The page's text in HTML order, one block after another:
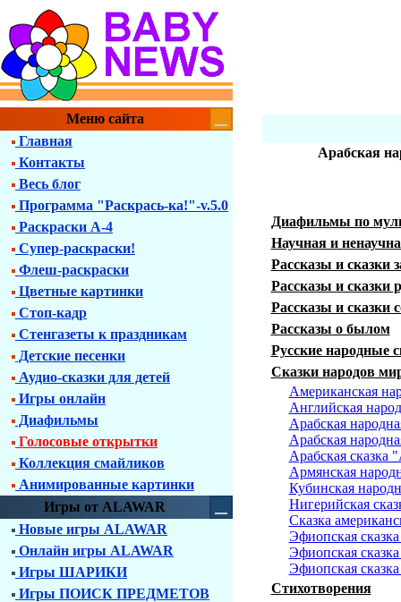
Меню сайта
Главная
Контакты
Весь блог
Программа "Раскрась-ка!"-v.5.0
Раскраски А-4
Супер-раскраски!
Флеш-раскраски
Цветные картинки
Стоп-кадр
Стенгазеты к праздникам
Детские песенки
Аудио-сказки для детей
Игры онлайн
Диафильмы
Голосовые открытки
Коллекция смайликов
Анимированные картинки
Игры от ALAWAR
Новые игры ALAWAR
Онлайн игры ALAWAR
Игры ШАРИКИ
Игры ПОИСК ПРЕДМЕТОВ
Арабская
Диафильмы по
Научная и
Рассказы и сказки
Рассказы и сказки
Рассказы и сказки
Рассказы о былом
Русские народные
Сказки народов
Американская
Английская
Арабская
Арабская
Арабская сказка
Армянская
Кубинская
Нигерийская
Сказка
Эфиопская
Эфиопская
Эфиопская
Стихотворения